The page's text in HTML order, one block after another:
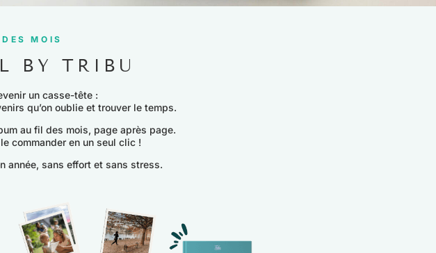
MOIS
BY TRIBU
un casse-tête :
qu’on oublie et trouver le temps.
au fil des mois, page après page.
commander en un seul clic !
année, sans effort et sans stress.